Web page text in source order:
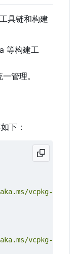
具链和构建
等构建工
管理。
下：
vcpkg-ce-
vcpkg-